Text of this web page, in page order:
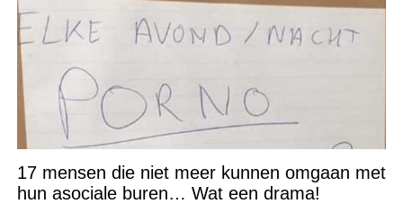
17 mensen die niet meer kunnen omgaan met
hun asociale buren… Wat een drama!